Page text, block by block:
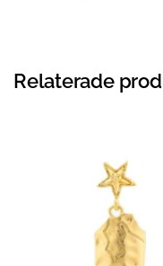
Relaterade